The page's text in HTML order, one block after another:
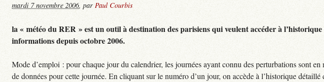
mardi 7 novembre 2006, par Paul Courbis
la « météo du RER » est un outil à destination des parisiens qui veulent accéder à
informations depuis octobre 2006.
Mode d’emploi : pour chaque jour du calendrier, les journées ayant connu des perturbations sont
de données pour cette journée. En cliquant sur le numéro d’un jour, on accède à l’historique détaillé